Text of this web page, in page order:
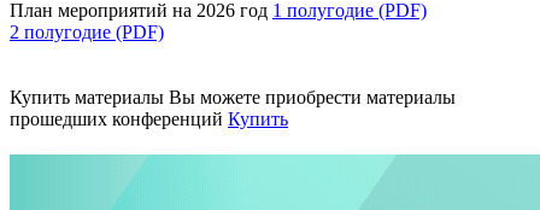
План мероприятий на 2026 год 1 полугодие (PDF)
2 полугодие (PDF)
Купить материалы Вы можете приобрести материалы
прошедших конференций Купить